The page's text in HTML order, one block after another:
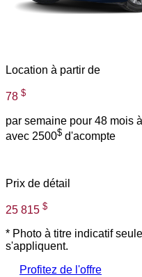
Location à partir de
78 $
par semaine pour 48 mois
avec 2500$ d'acompte
Prix de détail
25 815 $
* Photo à titre indicatif
s'appliquent.
Profitez de l'offre